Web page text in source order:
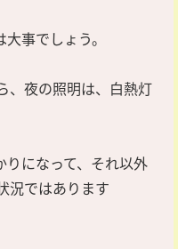
事でしょう。
、夜の照明は、白熱灯
りになって、それ以外
況ではあります